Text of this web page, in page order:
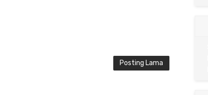
Posting Lama